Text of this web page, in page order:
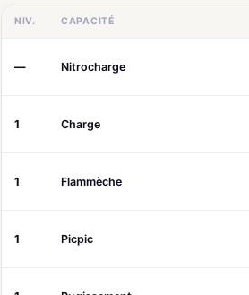
NIV. CAPACITÉ
— Nitrocharge
1 Charge
1 Flammèche
1 Picpic